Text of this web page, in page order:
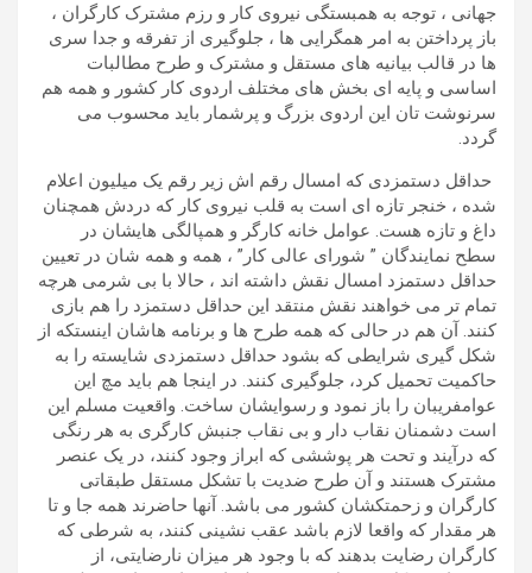
جهانی ، توجه به همبستگی نیروی کار و رزم مشترک کارگران ،
باز پرداختن به امر همگرایی ها ، جلوگیری از تفرقه و جدا سری
ها در قالب بیانیه های مستقل و مشترک و طرح مطالبات
اساسی و پایه ای بخش های مختلف اردوی کار کشور و همه هم
سرنوشت تان این اردوی بزرگ و پرشمار باید محسوب می
گردد.
حداقل دستمزدی که امسال رقم اش زیر رقم یک میلیون اعلام
شده ، خنجر تازه ای است به قلب نیروی کار که دردش همچنان
داغ و تازه هست. عوامل خانه کارگر و همپالگی هایشان در
سطح نمایندگان ” شورای عالی کار” ، همه و همه شان در تعیین
حداقل دستمزد امسال نقش داشته اند ، حالا با بی شرمی هرچه
تمام تر می خواهند نقش منتقد این حداقل دستمزد را هم بازی
کنند. آن هم در حالی که همه طرح ها و برنامه هاشان اینستکه از
شکل گیری شرایطی که بشود حداقل دستمزدی شایسته را به
حاکمیت تحمیل کرد، جلوگیری کنند. در اینجا هم باید مچ این
عوامفریبان را باز نمود و رسوایشان ساخت. واقعیت مسلم این
است دشمنان نقاب دار و بی نقاب جنبش کارگری به هر رنگی
که درآیند و تحت هر پوششی که ابراز وجود کنند، در یک عنصر
مشترک هستند و آن طرح ضدیت با تشکل مستقل طبقاتی
کارگران و زحمتکشان کشور می باشد. آنها حاضرند همه جا و تا
هر مقدار که واقعا لازم باشد عقب نشینی کنند، به شرطی که
کارگران رضایت بدهند که با وجود هر میزان نارضایتی، از